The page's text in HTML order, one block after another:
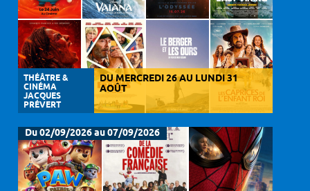
THÉÂTRE &
CINÉMA
JACQUES
PRÉVERT
DU MERCREDI 26 AU LUNDI 31
AOÛT
Du 02/09/2026 au 07/09/2026